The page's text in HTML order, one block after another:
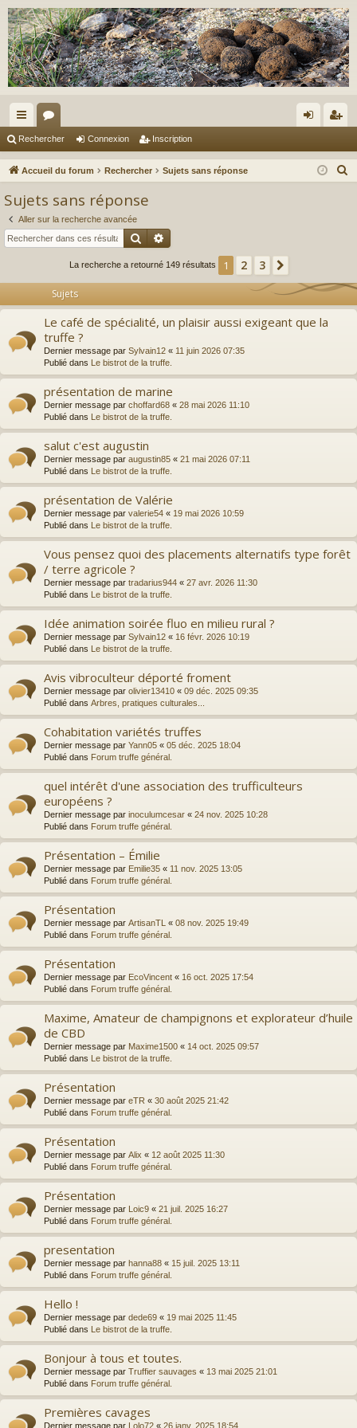
ac
co
ci
s
or
u ne cri
Rechercher Connexion Inscription
Accueil du forum Rechercher Sujets sans réponse
e
Sujets sans réponse
Aller sur la recherche avancée
Rechercher
La recherche a retourné 149 résultats 1 2 3
Sujets
Le café de spécialité, un plaisir aussi exigeant que la
truffe ?
Dernier message par Sylvain12 « 11 juin 2026 07:35
Publié dans
Le bistrot de la truffe.
présentation de marine
Dernier message par choffard68 « 28 mai 2026 11:10
Publié dans
Le bistrot de la truffe.
salut c'est augustin
Dernier message par augustin85 « 21 mai 2026 07:11
Publié dans
Le bistrot de la truffe.
présentation de Valérie
Dernier message par valerie54 « 19 mai 2026 10:59
Publié dans
Le bistrot de la truffe.
Vous pensez quoi des placements alternatifs type forêt
/ terre agricole ?
Dernier message par tradarius944 « 27 avr. 2026 11:30
Publié dans
Le bistrot de la truffe.
Idée animation soirée fluo en milieu rural ?
Dernier message par Sylvain12 « 16 févr. 2026 10:19
Publié dans
Le bistrot de la truffe.
Avis vibroculteur déporté froment
Dernier message par olivier13410 « 09 déc. 2025 09:35
Publié dans Arbres, pratiques culturales...
Cohabitation variétés truffes
Dernier message par Yann05 « 05 déc. 2025 18:04
Publié dans Forum truffe général.
quel intérêt d'une association des trufficulteurs
européens ?
Dernier message par inoculumcesar « 24 nov. 2025 10:28
Publié dans Forum truffe général.
Présentation – Émilie
Dernier message par Emilie35 « 11 nov. 2025 13:05
Publié dans Forum truffe général.
Présentation
Dernier message par ArtisanTL « 08 nov. 2025 19:49
Publié dans Forum truffe général.
Présentation
Dernier message par EcoVincent « 16 oct. 2025 17:54
Publié dans Forum truffe général.
Maxime, Amateur de champignons et explorateur d’huile
de CBD
Dernier message par Maxime1500 « 14 oct. 2025 09:57
Publié dans
Le bistrot de la truffe.
Présentation
Dernier message par eTR « 30 août 2025 21:42
Publié dans Forum truffe général.
Présentation
Dernier message par Alix « 12 août 2025 11:30
Publié dans Forum truffe général.
Présentation
Dernier message par Loic9 « 21 juil. 2025 16:27
Publié dans Forum truffe général.
presentation
Dernier message par hanna88 « 15 juil. 2025 13:11
Publié dans Forum truffe général.
Hello !
Dernier message par dede69 « 19 mai 2025 11:45
Publié dans
Le bistrot de la truffe.
Bonjour à tous et toutes.
Dernier message par Truffier sauvages « 13 mai 2025 21:01
Publié dans Forum truffe général.
Premières cavages
Dernier message par Lolo72 « 26 janv. 2025 18:54